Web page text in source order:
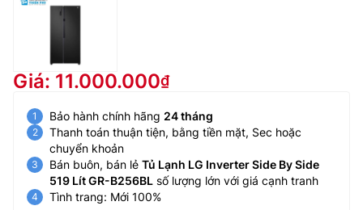
Giá: 11.000.000
Bảo hành chính hãng 24 tháng
Thanh toán thuận tiện, bằng tiền mặt, Sec hoặc
chuyển khoản
Bán buôn, bán lẻ Tủ Lạnh LG Inverter Side By Side
519 Lít GR-B256BL số lượng lớn với giá cạnh tranh
Tình trang: Mới 100%